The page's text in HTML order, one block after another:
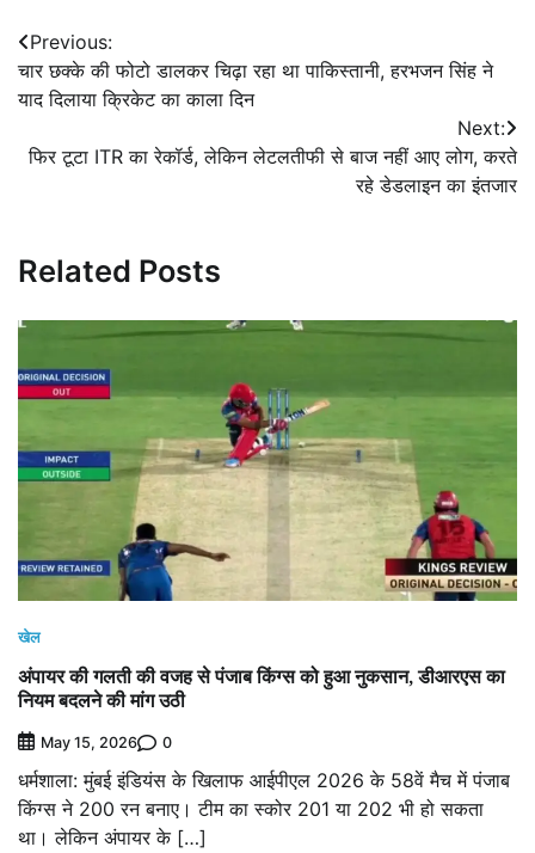
Post
navigation
Previous:
चार छक्के की फोटो डालकर चिढ़ा रहा था पाकिस्तानी, हरभजन सिंह ने
याद दिलाया क्रिकेट का काला दिन
Next:
फिर टूटा ITR का रेकॉर्ड, लेकिन लेटलतीफी से बाज नहीं आए लोग, करते
रहे डेडलाइन का इंतजार
Related Posts
खेल
अंपायर की गलती की वजह से पंजाब किंग्स को हुआ नुकसान, डीआरएस का
नियम बदलने की मांग उठी
May 15, 2026 0
धर्मशाला: मुंबई इंडियंस के खिलाफ आईपीएल 2026 के 58वें मैच में पंजाब
किंग्स ने 200 रन बनाए। टीम का स्कोर 201 या 202 भी हो सकता
था। लेकिन अंपायर के […]